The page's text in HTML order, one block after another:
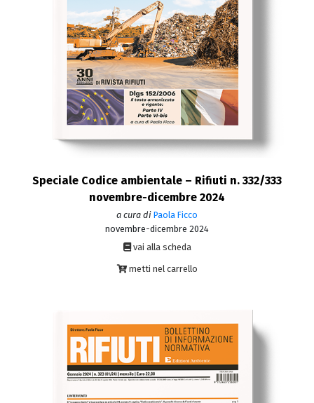
Speciale Codice ambientale – Rifiuti n. 332/333
novembre-dicembre 2024
a cura di Paola Ficco
novembre-dicembre 2024
vai alla scheda
metti nel carrello